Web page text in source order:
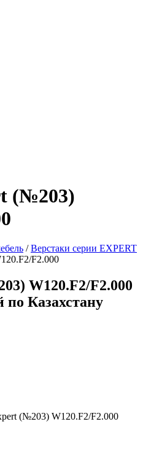
(№203)
/Верстаки серии EXPERT
F2.000
W120.F2/F2.000
по Казахстану
(№203) W120.F2/F2.000